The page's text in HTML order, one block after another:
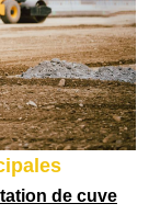
de cuve